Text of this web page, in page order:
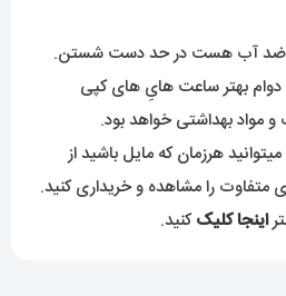
آب هست در حد دست شستن.
دوام بهتر ساعت هایِ های کپی
مواد بهداشتی خواهد بود.
میتوانید هرزمان که مایل باشید از
را مشاهده و خریداری کنید.
اینجا کلیککنید.